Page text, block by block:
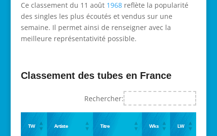
Ce classement du 11 août 1968reflète la popularité
des singles les plus écoutés et vendus sur une
semaine. Il permet ainsi de renseigner avec la
meilleure représentativité possible.
Classement des tubes en France
Rechercher:
TW Artiste Titre Wks LW